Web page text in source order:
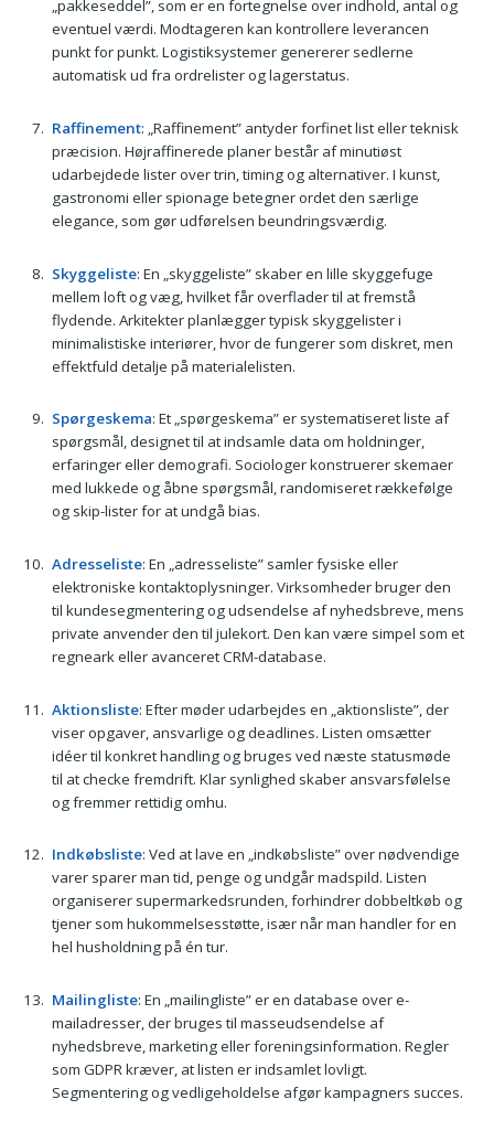
„pakkeseddel”, som er en fortegnelse over indhold, antal og
eventuel værdi. Modtageren kan kontrollere leverancen
punkt for punkt. Logistiksystemer genererer sedlerne
automatisk ud fra ordrelister og lagerstatus.
Raffinement: „Raffinement” antyder forfinet list eller teknisk
præcision. Højraffinerede planer består af minutiøst
udarbejdede lister over trin, timing og alternativer. I kunst,
gastronomi eller spionage betegner ordet den særlige
elegance, som gør udførelsen beundringsværdig.
Skyggeliste: En „skyggeliste” skaber en lille skyggefuge
mellem loft og væg, hvilket får overflader til at fremstå
flydende. Arkitekter planlægger typisk skyggelister i
minimalistiske interiører, hvor de fungerer som diskret, men
effektfuld detalje på materialelisten.
Spørgeskema: Et „spørgeskema” er systematiseret liste af
spørgsmål, designet til at indsamle data om holdninger,
erfaringer eller demografi. Sociologer konstruerer skemaer
med lukkede og åbne spørgsmål, randomiseret rækkefølge
og skip-lister for at undgå bias.
Adresseliste: En „adresseliste” samler fysiske eller
elektroniske kontaktoplysninger. Virksomheder bruger den
til kundesegmentering og udsendelse af nyhedsbreve, mens
private anvender den til julekort. Den kan være simpel som et
regneark eller avanceret CRM-database.
Aktionsliste: Efter møder udarbejdes en „aktionsliste”, der
viser opgaver, ansvarlige og deadlines. Listen omsætter
idéer til konkret handling og bruges ved næste statusmøde
til at checke fremdrift. Klar synlighed skaber ansvarsfølelse
og fremmer rettidig omhu.
Indkøbsliste: Ved at lave en „indkøbsliste” over nødvendige
varer sparer man tid, penge og undgår madspild. Listen
organiserer supermarkedsrunden, forhindrer dobbeltkøb og
tjener som hukommelsesstøtte, især når man handler for en
hel husholdning på én tur.
Mailingliste: En „mailingliste” er en database over e-
mailadresser, der bruges til masseudsendelse af
nyhedsbreve, marketing eller foreningsinformation. Regler
som GDPR kræver, at listen er indsamlet lovligt.
Segmentering og vedligeholdelse afgør kampagners succes.